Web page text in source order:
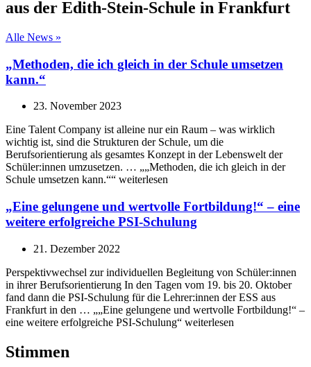
aus der Edith-Stein-Schule in Frankfurt
Alle News »
„Methoden, die ich gleich in der Schule umsetzen
kann.“
23. November 2023
Eine Talent Company ist alleine nur ein Raum – was wirklich
wichtig ist, sind die Strukturen der Schule, um die
Berufsorientierung als gesamtes Konzept in der Lebenswelt der
Schüler:innen umzusetzen. … „„Methoden, die ich gleich in der
Schule umsetzen kann.““ weiterlesen
„Eine gelungene und wertvolle Fortbildung!“ – eine
weitere erfolgreiche PSI-Schulung
21. Dezember 2022
Perspektivwechsel zur individuellen Begleitung von Schüler:innen
in ihrer Berufsorientierung In den Tagen vom 19. bis 20. Oktober
fand dann die PSI-Schulung für die Lehrer:innen der ESS aus
Frankfurt in den … „„Eine gelungene und wertvolle Fortbildung!“ –
eine weitere erfolgreiche PSI-Schulung“ weiterlesen
Stimmen